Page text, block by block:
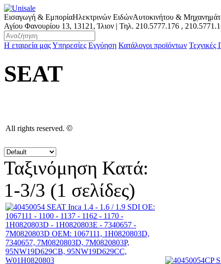
Εισαγωγή & ΕμπορίαΗλεκτρινών ΕιδώνΑυτοκινήτου &
Αγίου Φανουρίου 13, 13121, Ίλιον | Τηλ. 210.5777.176 ,
Η εταιρεία μαςΥπηρεσίες Εγγύηση Κατάλογοι προϊόντων Τεχνικές
SEAT
All rights reserved. ©
Ταξινόμηση Κατά:
1-3/3 (1 σελίδες)